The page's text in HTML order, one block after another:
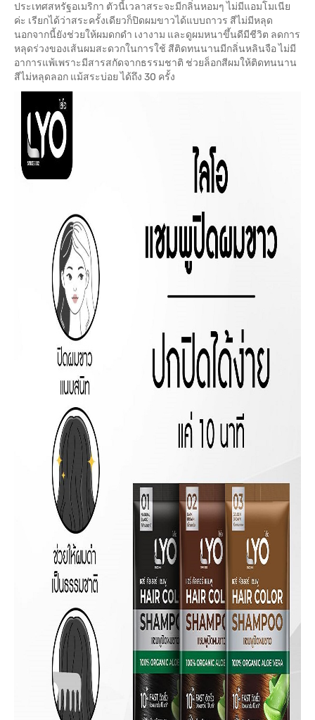
ประเทศสหรัฐอเมริกา ตัวนี้เวลาสระจะมีกลิ่นหอมๆ ไม่มีแอมโมเนีย
ค่ะ เรียกได้ว่าสระครั้งเดียวก็ปิดผมขาวได้แบบถาวร สีไม่มีหลุด
นอกจากนี้ยังช่วยให้ผมดกดำ เงางาม และดูผมหนาขึ้นดีมีชีวิต ลดการ
หลุดร่วงของเส้นผมสะดวกในการใช้ สีติดทนนานมีกลิ่นหลินจือ ไม่มี
อาการแพ้เพราะมีสารสกัดจากธรรมชาติ ช่วยล็อกสีผมให้ติดทนนาน
สีไม่หลุดลอก แม้สระบ่อย ได้ถึง 30 ครั้ง